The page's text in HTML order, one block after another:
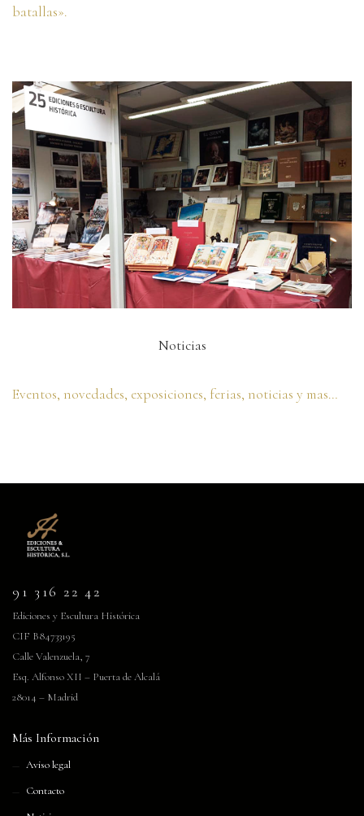
batallas».
Noticias
Eventos, novedades, exposiciones, ferias, noticias y mas…
91 316 22 42
Ediciones y Escultura Histórica
CIF B84733195
Calle Valenzuela, 7
Esq. Alfonso XII – Puerta de Alcalá
28014 – Madrid
Más Información
Aviso legal
Contacto